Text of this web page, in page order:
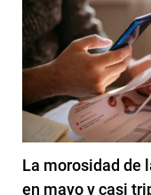
La morosidad de
en mayo y casi